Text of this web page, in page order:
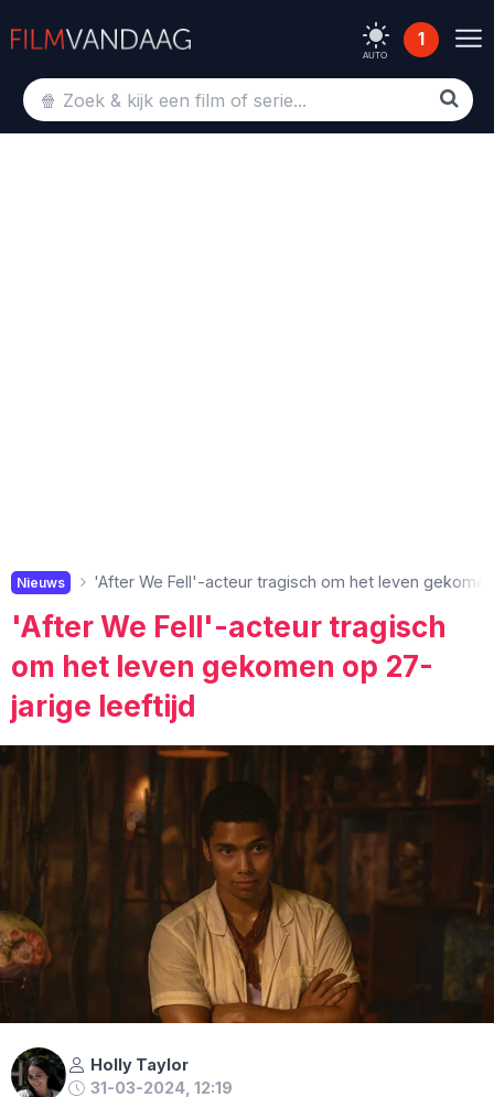
AUTO
1
Nieuws 'After We Fell'-acteur tragisch om het leven
'After We Fell'-acteur tragisch
om het leven gekomen op 27-
jarige leeftijd
Holly Taylor
31-03-2024, 12:19